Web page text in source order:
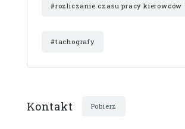
#rozliczanie czasu pracy kierowców
#tachografy
Kontakt Pobierz